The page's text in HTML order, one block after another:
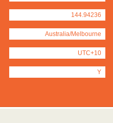
144.94236
Australia/Melbourne
UTC+10
Y